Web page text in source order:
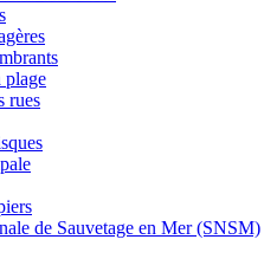
plage
rues
de Sauvetage en Mer (SNSM)